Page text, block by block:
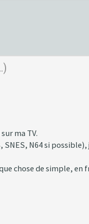
ma TV.
N64 si
chose de simple,